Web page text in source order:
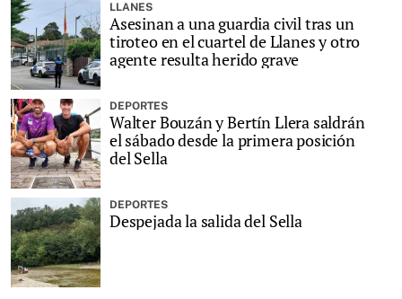
LLANES
Asesinan a una guardia civil tras un
tiroteo en el cuartel de Llanes y otro
agente resulta herido grave
DEPORTES
Walter Bouzán y Bertín Llera saldrán
el sábado desde la primera posición
del Sella
DEPORTES
Despejada la salida del Sella